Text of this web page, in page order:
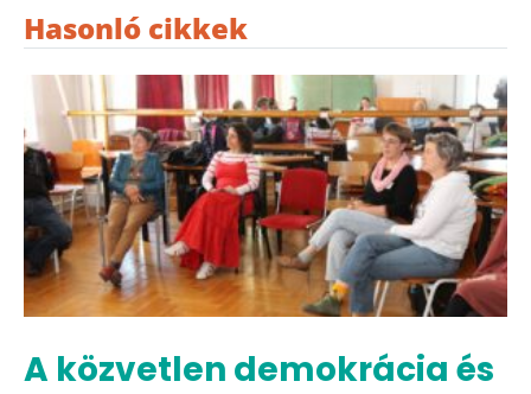
Hasonló cikkek
A közvetlen demokrácia és